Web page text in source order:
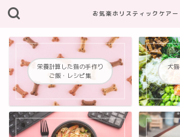
お気楽ホリスティックケアー
栄養計算した猫の手作り
ご飯・レシピ集
犬